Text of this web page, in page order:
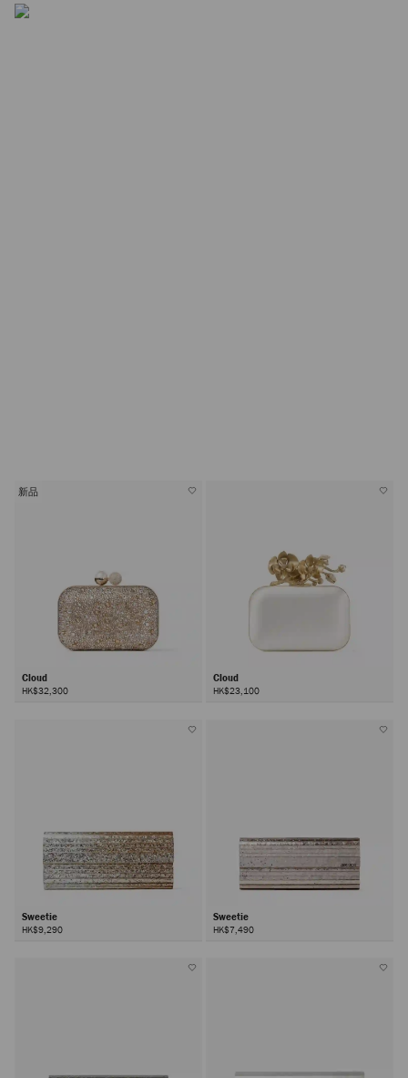
新品
Cloud
HK$32,300
Cloud
HK$23,100
Sweetie
HK$9,290
Sweetie
HK$7,490